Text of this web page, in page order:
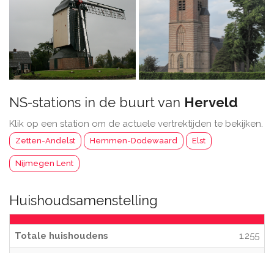
NS-stations in de buurt van Herveld
Klik op een station om de actuele vertrektijden te bekijken.
Zetten-Andelst Hemmen-Dodewaard Elst
Nijmegen Lent
Huishoudsamenstelling
Totale huishoudens 1.255